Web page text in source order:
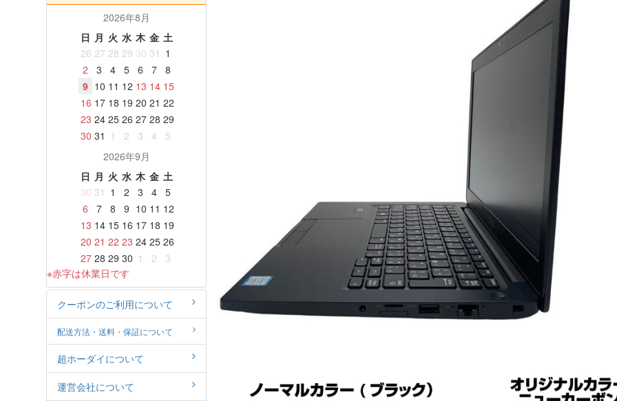
2026年8月
日 月 火 水 木 金 土
26 27 28 29 30 31 1
2
3 4 5 6 7
8
9 10 11 12 13 14 15
16 17 18 19 20 21 22
23 24 25 26 27 28 29
30 31 1 2 3 4
5
2026年9月
日 月 火 水 木 金 土
30 31 1 2 3 4
5
6
7 8 9 10 11 12
13 14 15 16 17 18 19
20 21 22 23 24 25 26
27 28 29 30 1 2
3
※赤字は休業日です
クーポンのご利用について
配送方法・送料・保証について
超ホーダイについて
運営会社について